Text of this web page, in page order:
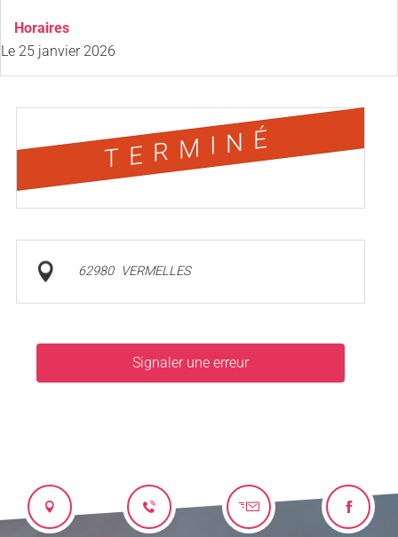
Horaires
Le 25 janvier 2026
TERMINÉ
62980 VERMELLES
Signaler une erreur